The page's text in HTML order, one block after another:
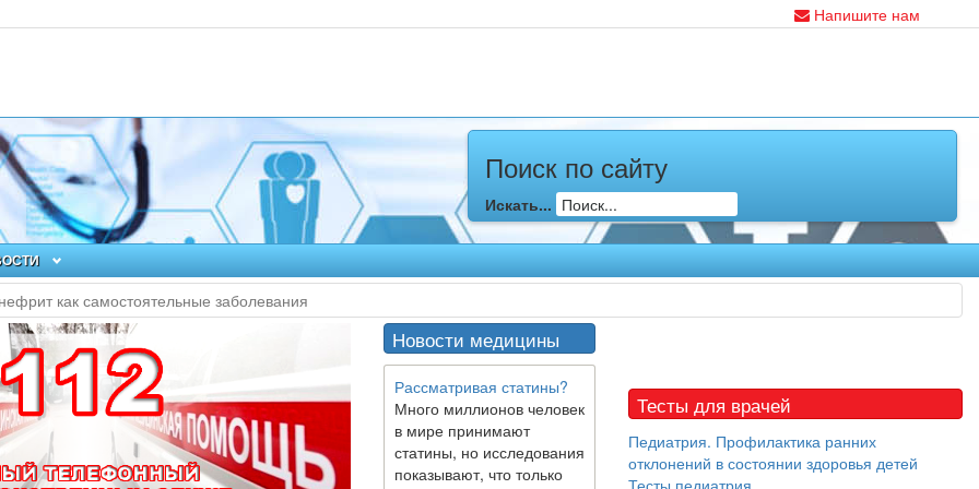
Напишите нам
Поиск по сайту
Искать...
как самостоятельные заболевания
Новости медицины
Рассматривая статины?
Много миллионов человек
в мире принимают
статины, но исследования
показывают, что только
Тесты для врачей
Педиатрия. Профилактика ранних
отклонений в состоянии здоровья детей
Тесты педиатрия